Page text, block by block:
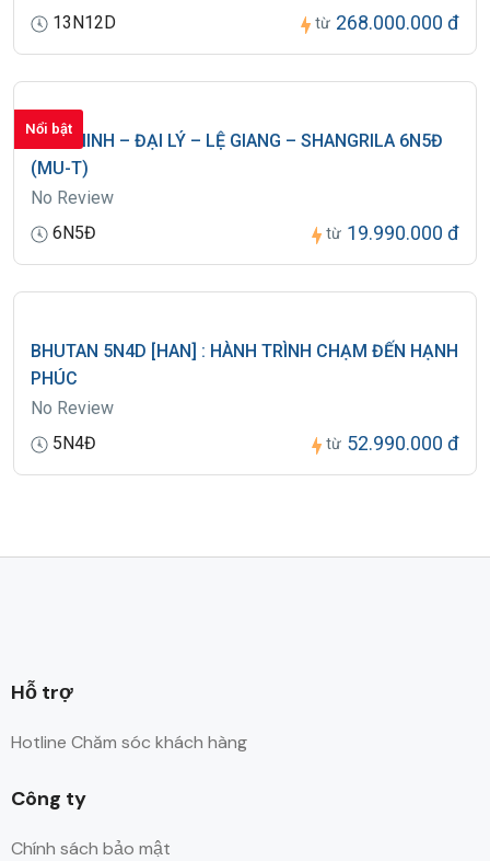
13N12D
từ 268.000.000 đ
Nổi bật
CÔN MINH – ĐẠI LÝ – LỆ GIANG – SHANGRILA 6N5Đ
(MU-T)
No Review
6N5Đ
từ 19.990.000 đ
BHUTAN 5N4D [HAN] : HÀNH TRÌNH CHẠM ĐẾN HẠNH
PHÚC
No Review
5N4Đ
từ 52.990.000 đ
Hỗ trợ
Hotline Chăm sóc khách hàng
Công ty
Chính sách bảo mật